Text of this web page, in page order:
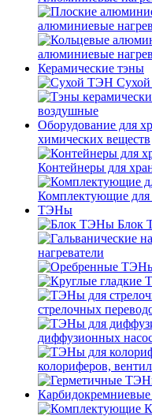
алюминиевые
алюминиевые
Керамические тэны
воздушные
Оборудование для
химических веществ
Контейнеры для
Комплектующие для
ТЭНы
Блок
нагреватели
стрелочных
диффузионных
колориферов,
Карбидокремниевые